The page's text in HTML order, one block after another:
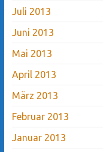
Juli 2013
Juni 2013
Mai 2013
April 2013
März 2013
Februar 2013
Januar 2013